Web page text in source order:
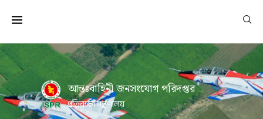
আন্তঃবাহিনী জনসংযোগ পরিদপ্তর
প্রতিরক্ষা মন্ত্রণালয়